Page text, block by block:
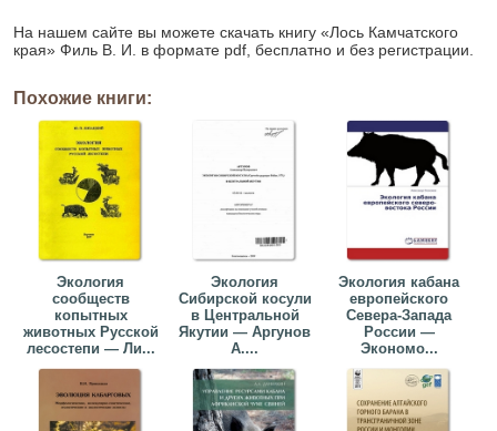
На нашем сайте вы можете скачать книгу «Лось Камчатского
края» Филь В. И. в формате pdf, бесплатно и без регистрации.
Похожие книги:
Экология
сообществ
копытных
животных Русской
лесостепи — Ли...
Экология
Сибирской косули
в Центральной
Якутии — Аргунов
А....
Экология кабана
европейского
Севера-Запада
России —
Экономо...